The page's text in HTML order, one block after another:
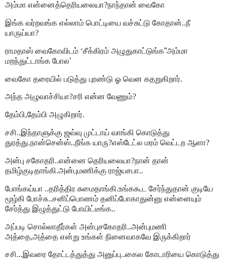
அம்மா என்னைத்தெரியலையா?நாந்தான் வைகோ
இங்க வர்றவங்க எல்லாம் பொட்டியை வச்சுட்டு கோதான்..நீ
யாருய்யா?
ராமதாஸ் வைகோவிடம் ‘சீக்கிரம் அழுதுகாட்டுங்க”அம்மா
மறந்துட்டாங்க போல’
வைகோ தரையில் படுத்து புரண்டு ஓ வென கதறுகிறார்.
அந்த அழுவாச்சியா?சரி என்ன வேணும்?
தேம்பி,தேம்பி அழுகிறார்.
சசி..இந்தாளுக்கு ஜவ்வு முட்டாய் வாங்கி கொடுத்து
துரத்து.நான்சென்ஸ்..நீங்க யாரு?எஸ்டேட்ல மரம் வெட்டற ஆளா?
அன்பு சகோதரி..என்னை தெரியலையா?நான் தான்
தமிழ்குடிதாங்கி.அன்புமணிக்கு ராஜ்யசபா..
போங்கய்யா ..தரித்திர சுமைதாங்கி.உங்ககூட சேர்ந்துதான் குடியே
மூழ்கி போச்சு..சனிப்பொணம் தனிப்போகாதுன்னு என்னையும்
சேர்த்து இழுத்துட்டு போயிட்டீங்க..
அப்படி சொல்லாதீர்கள் அன்புசகோதரி..அன்புமணி
அத்தை,அத்தை என்று உங்கள் நினைவாகவே இருக்கிறார்
சசி...இவரை தோட்டத்துத்து அனுப்பு..கைல கோடாரியை கொடுத்து